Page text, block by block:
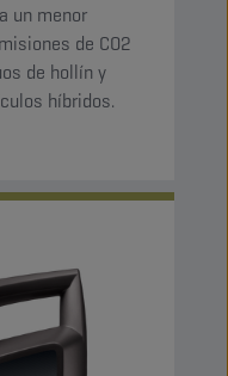
un menor
de CO2
de hollín y
híbridos.